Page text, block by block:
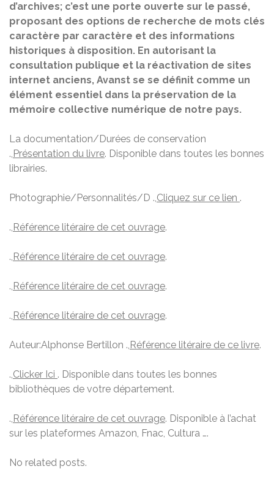
d’archives; c’est une porte ouverte sur le passé,
proposant des options de recherche de mots clés
caractère par caractère et des informations
historiques à disposition. En autorisant la
consultation publique et la réactivation de sites
internet anciens, Avanst se se définit comme un
élément essentiel dans la préservation de la
mémoire collective numérique de notre pays.
La documentation/Durées de conservation
., Présentation du livre. Disponible dans toutes les bonnes
librairies.
Photographie/Personnalités/D .,Cliquez sur ce lien .
., Référence litéraire de cet ouvrage.
., Référence litéraire de cet ouvrage.
., Référence litéraire de cet ouvrage.
., Référence litéraire de cet ouvrage.
Auteur:Alphonse Bertillon ., Référence litéraire de ce livre.
.,Clicker Ici . Disponible dans toutes les bonnes
bibliothèques de votre département.
., Référence litéraire de cet ouvrage. Disponible à l’achat
sur les plateformes Amazon, Fnac, Cultura ….
No related posts.